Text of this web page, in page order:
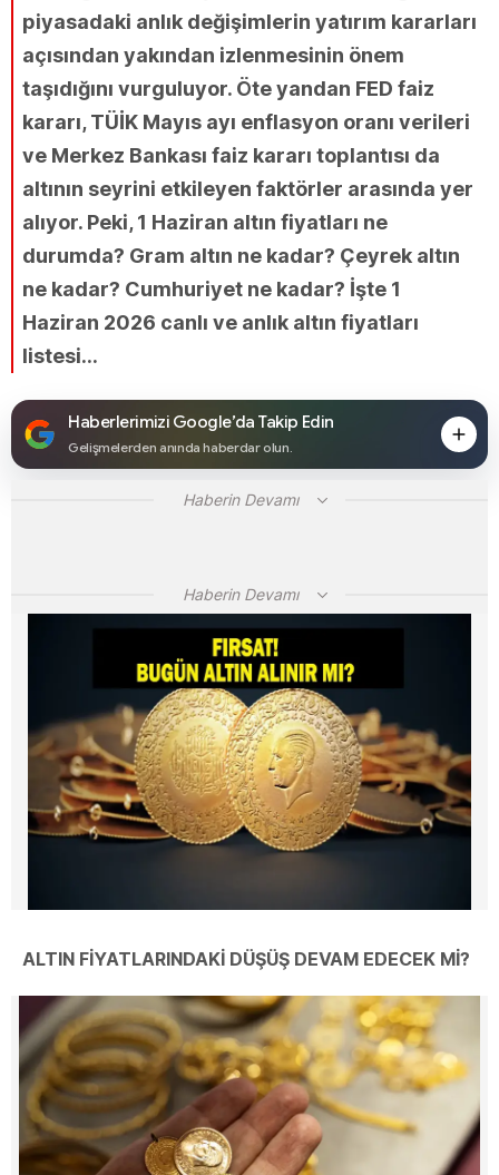
piyasadaki anlık değişimlerin yatırım kararları
açısından yakından izlenmesinin önem
taşıdığını vurguluyor. Öte yandan FED faiz
kararı, TÜİK Mayıs ayı enflasyon oranı verileri
ve Merkez Bankası faiz kararı toplantısı da
altının seyrini etkileyen faktörler arasında yer
alıyor. Peki, 1 Haziran altın fiyatları ne
durumda? Gram altın ne kadar? Çeyrek altın
ne kadar? Cumhuriyet ne kadar? İşte 1
Haziran 2026 canlı ve anlık altın fiyatları
listesi...
Haberlerimizi Google’da Takip Edin
Gelişmelerden anında haberdar olun.
Haberin Devamı
Haberin Devamı
ALTIN FİYATLARINDAKİ DÜŞÜŞ DEVAM EDECEK Mİ?